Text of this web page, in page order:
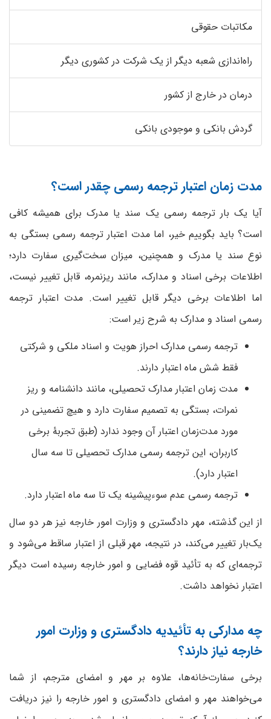
مکاتبات حقوقی
راه‌اندازی شعبه دیگر از یک شرکت در کشوری دیگر
درمان در خارج از کشور
گردش بانکی و موجودی بانکی
مدت زمان اعتبار ترجمه رسمی چقدر است؟
آیا یک بار ترجمه رسمی یک سند یا مدرک برای همیشه کافی
است؟ باید بگوییم خیر، اما مدت اعتبار ترجمه رسمی بستگی به
نوع سند یا مدرک و همچنین، میزان سخت‌گیری سفارت دارد؛
اطلاعات برخی اسناد و مدارک، مانند ریزنمره، قابل تغییر نیست،
اما اطلاعات برخی دیگر قابل تغییر است. مدت اعتبار ترجمه
رسمی اسناد و مدارک به شرح زیر است:
ترجمه رسمی مدارک احراز هویت و اسناد ملکی و شرکتی
فقط شش ماه اعتبار دارند.
مدت زمان اعتبار مدارک تحصیلی، مانند دانشنامه و ریز
نمرات، بستگی به تصمیم سفارت دارد و هیچ تضمینی در
مورد مدت‌زمان اعتبار آن وجود ندارد (طبق تجربۀ برخی
کاربران، این ترجمه رسمی مدارک تحصیلی تا سه سال
اعتبار دارد).
ترجمه رسمی عدم سو‌ء‌پیشینه یک تا سه ماه اعتبار دارد.
از این گذشته، مهر دادگستری و وزارت امور خارجه نیز هر دو سال
یک‌بار تغییر می‌کند، در نتیجه، مهر قبلی از اعتبار ساقط می‌شود و
ترجمه‌ای که به تأئید قوه فضایی و امور خارجه رسیده است دیگر
اعتبار نخواهد داشت.
چه مدارکی به تأئیدیه دادگستری و وزارت امور
خارجه نیاز دارند؟
برخی سفارت‌خانه‌ها، علاوه بر مهر و امضای مترجم، از شما
می‌خواهند مهر و امضای دادگستری و امور خارجه را نیز دریافت